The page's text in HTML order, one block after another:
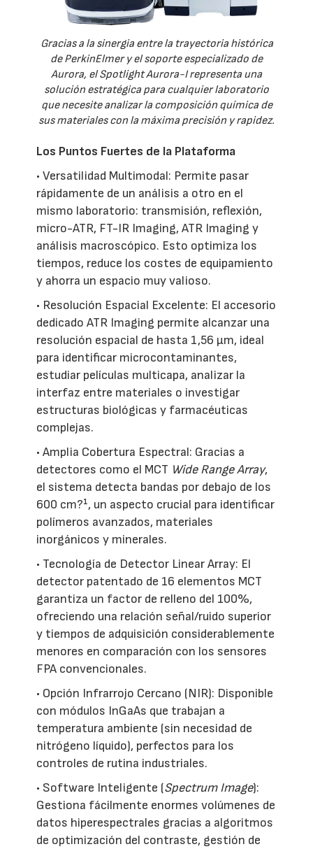
Gracias a la sinergia entre la trayectoria histórica
de PerkinElmer y el soporte especializado de
Aurora, el Spotlight Aurora-I representa una
solución estratégica para cualquier laboratorio
que necesite analizar la composición química de
sus materiales con la máxima precisión y rapidez.
Los Puntos Fuertes de la Plataforma
• Versatilidad Multimodal: Permite pasar
rápidamente de un análisis a otro en el
mismo laboratorio: transmisión, reflexión,
micro-ATR, FT-IR Imaging, ATR Imaging y
análisis macroscópico. Esto optimiza los
tiempos, reduce los costes de equipamiento
y ahorra un espacio muy valioso.
• Resolución Espacial Excelente: El accesorio
dedicado ATR Imaging permite alcanzar una
resolución espacial de hasta 1,56 µm, ideal
para identificar microcontaminantes,
estudiar películas multicapa, analizar la
interfaz entre materiales o investigar
estructuras biológicas y farmacéuticas
complejas.
• Amplia Cobertura Espectral: Gracias a
detectores como el MCT Wide Range Array,
el sistema detecta bandas por debajo de los
600 cm?¹, un aspecto crucial para identificar
polímeros avanzados, materiales
inorgánicos y minerales.
• Tecnología de Detector Linear Array: El
detector patentado de 16 elementos MCT
garantiza un factor de relleno del 100%,
ofreciendo una relación señal/ruido superior
y tiempos de adquisición considerablemente
menores en comparación con los sensores
FPA convencionales.
• Opción Infrarrojo Cercano (NIR): Disponible
con módulos InGaAs que trabajan a
temperatura ambiente (sin necesidad de
nitrógeno líquido), perfectos para los
controles de rutina industriales.
• Software Inteligente (Spectrum Image):
Gestiona fácilmente enormes volúmenes de
datos hiperespectrales gracias a algoritmos
de optimización del contraste, gestión de